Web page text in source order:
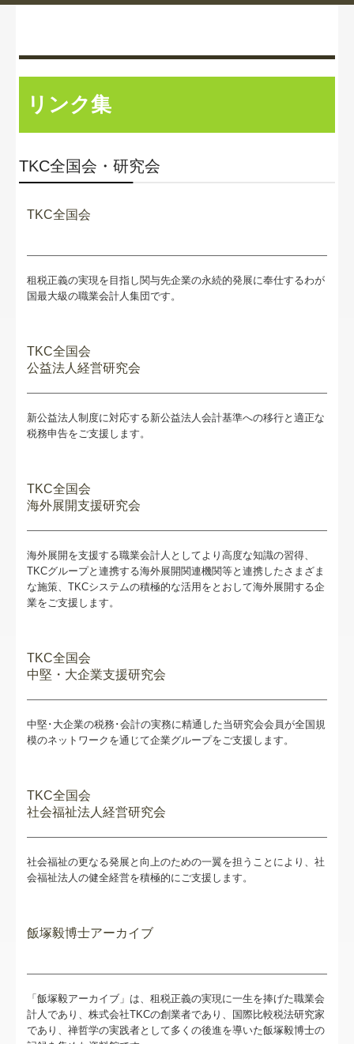
リンク集
TKC全国会・研究会
TKC全国会
租税正義の実現を目指し関与先企業の永続的発展に奉仕するわが
国最大級の職業会計人集団です。
TKC全国会
公益法人経営研究会
新公益法人制度に対応する新公益法人会計基準への移行と適正な
税務申告をご支援します。
TKC全国会
海外展開支援研究会
海外展開を支援する職業会計人としてより高度な知識の習得、
TKCグループと連携する海外展開関連機関等と連携したさまざま
な施策、TKCシステムの積極的な活用をとおして海外展開する企
業をご支援します。
TKC全国会
中堅・大企業支援研究会
中堅･大企業の税務･会計の実務に精通した当研究会会員が全国規
模のネットワークを通じて企業グループをご支援します。
TKC全国会
社会福祉法人経営研究会
社会福祉の更なる発展と向上のための一翼を担うことにより、社
会福祉法人の健全経営を積極的にご支援します。
飯塚毅博士アーカイブ
「飯塚毅アーカイブ」は、租税正義の実現に一生を捧げた職業会
計人であり、株式会社TKCの創業者であり、国際比較税法研究家
であり、禅哲学の実践者として多くの後進を導いた飯塚毅博士の